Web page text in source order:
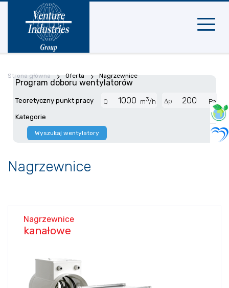
mobilna
Strona główna Oferta Nagrzewnice
Program doboru wentylatorów
Teoretyczny punkt pracy Q m3/h Δp
Pa
Kategorie
Wyszukaj wentylatory
Nagrzewnice
Nagrzewnice
kanałowe